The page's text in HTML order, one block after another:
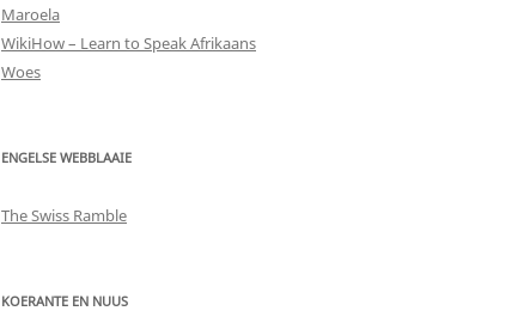
Maroela
WikiHow – Learn to Speak Afrikaans
Woes
ENGELSE WEBBLAAIE
The Swiss Ramble
KOERANTE EN NUUS